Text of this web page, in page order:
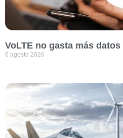
VoLTE no gasta más
6 agosto 2026